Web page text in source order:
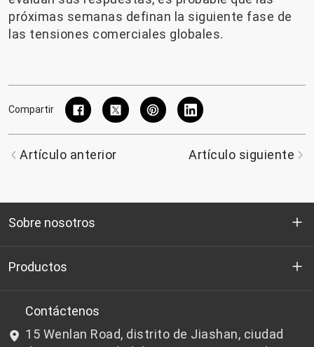
próximas semanas definan la siguiente fase de
las tensiones comerciales globales.
Compartir
Artículo anterior Artículo siguiente
Sobre nosotros
Quienes somos
I+D
Noticias y Eventos
Productos
Chips de PET aptos para botellas
Contáctenos
15 Wenlan Road, distrito de Jiashan, ciudad